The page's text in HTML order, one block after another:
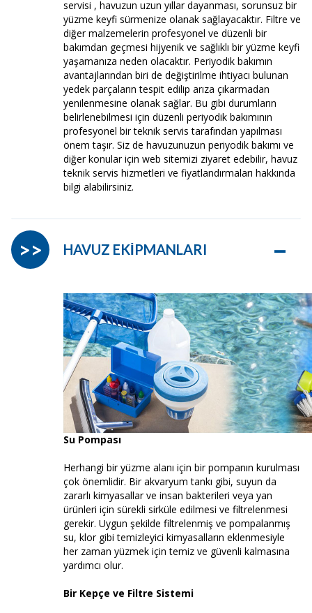
servisi , havuzun uzun yıllar dayanması, sorunsuz bir
yüzme keyfi sürmenize olanak sağlayacaktır. Filtre ve
diğer malzemelerin profesyonel ve düzenli bir
bakımdan geçmesi hijyenik ve sağlıklı bir yüzme keyfi
yaşamanıza neden olacaktır. Periyodik bakımın
avantajlarından biri de değiştirilme ihtiyacı bulunan
yedek parçaların tespit edilip arıza çıkarmadan
yenilenmesine olanak sağlar. Bu gibi durumların
belirlenebilmesi için düzenli periyodik bakımının
profesyonel bir teknik servis tarafından yapılması
önem taşır. Siz de havuzunuzun periyodik bakımı ve
diğer konular için web sitemizi ziyaret edebilir, havuz
teknik servis hizmetleri ve fiyatlandırmaları hakkında
bilgi alabilirsiniz.
HAVUZ EKİPMANLARI –
>>
Su Pompası
Herhangi bir yüzme alanı için bir pompanın kurulması
çok önemlidir. Bir akvaryum tankı gibi, suyun da
zararlı kimyasallar ve insan bakterileri veya yan
ürünleri için sürekli sirküle edilmesi ve filtrelenmesi
gerekir. Uygun şekilde filtrelenmiş ve pompalanmış
su, klor gibi temizleyici kimyasalların eklenmesiyle
her zaman yüzmek için temiz ve güvenli kalmasına
yardımcı olur.
Bir Kepçe ve Filtre Sistemi